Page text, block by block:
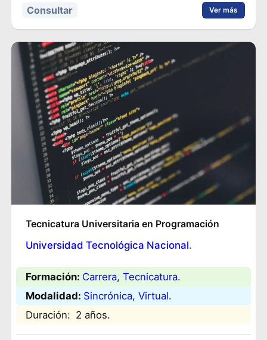
Consultar Ver más
Tecnicatura Universitaria en Programación
Universidad Tecnológica Nacional.
Formación: Carrera, Tecnicatura.
Modalidad: Sincrónica, Virtual.
Duración: 2 años.